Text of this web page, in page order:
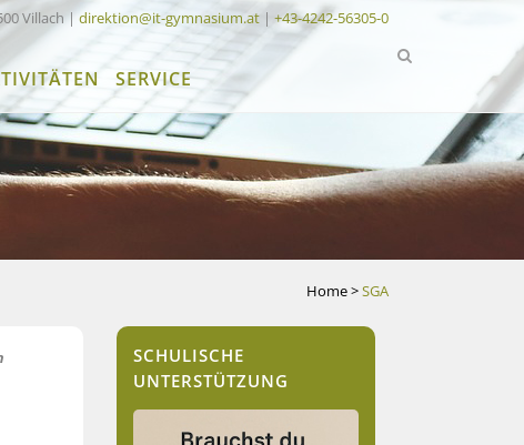
Villach |direktion@it-gymnasium.at | +43-4242-56305-0
SERVICE
Home>SGA
SCHULISCHE
UNTERSTÜTZUNG